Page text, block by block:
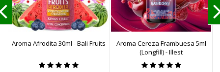
Aroma Afrodita 30ml - Bali Fruits
Aroma Cereza Frambuesa 5ml
(Longfill) - Illest